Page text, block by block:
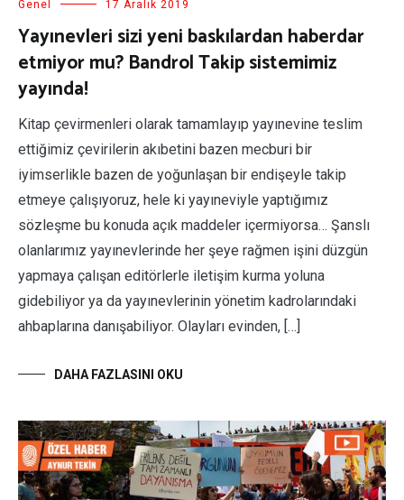
Genel 17 Aralık 2019
Yayınevleri sizi yeni baskılardan haberdar
etmiyor mu? Bandrol Takip sistemimiz
yayında!
Kitap çevirmenleri olarak tamamlayıp yayınevine teslim
ettiğimiz çevirilerin akıbetini bazen mecburi bir
iyimserlikle bazen de yoğunlaşan bir endişeyle takip
etmeye çalışıyoruz, hele ki yayıneviyle yaptığımız
sözleşme bu konuda açık maddeler içermiyorsa… Şanslı
olanlarımız yayınevlerinde her şeye rağmen işini düzgün
yapmaya çalışan editörlerle iletişim kurma yoluna
gidebiliyor ya da yayınevlerinin yönetim kadrolarındaki
ahbaplarına danışabiliyor. Olayları evinden, […]
DAHA FAZLASINI OKU